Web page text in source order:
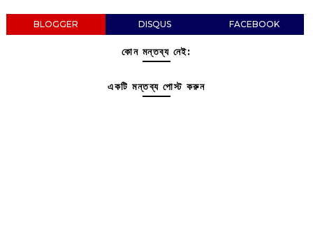
BLOGGER DISQUS FACEBOOK
কোন মন্তব্য নেই:
একটি মন্তব্য পোস্ট করুন